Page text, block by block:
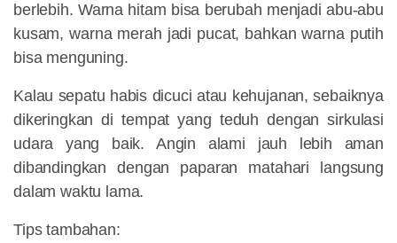
berlebih. Warna hitam bisa berubah menjadi abu-abu
kusam, warna merah jadi pucat, bahkan warna putih
bisa menguning.
Kalau sepatu habis dicuci atau kehujanan, sebaiknya
dikeringkan di tempat yang teduh dengan sirkulasi
udara yang baik. Angin alami jauh lebih aman
dibandingkan dengan paparan matahari langsung
dalam waktu lama.
Tips tambahan: